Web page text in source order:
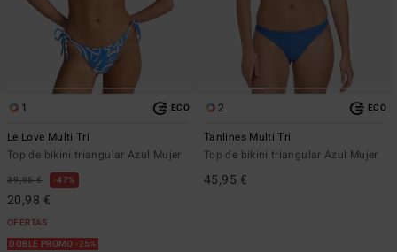
1 ECO
Le Love Multi Tri
Top de bikini triangular Azul Mujer
39,95 € 47%
20,98 €
OFERTAS
DOBLE PROMO -25%
2 ECO
Tanlines Multi Tri
Top de bikini triangular Azul Mujer
45,95 €